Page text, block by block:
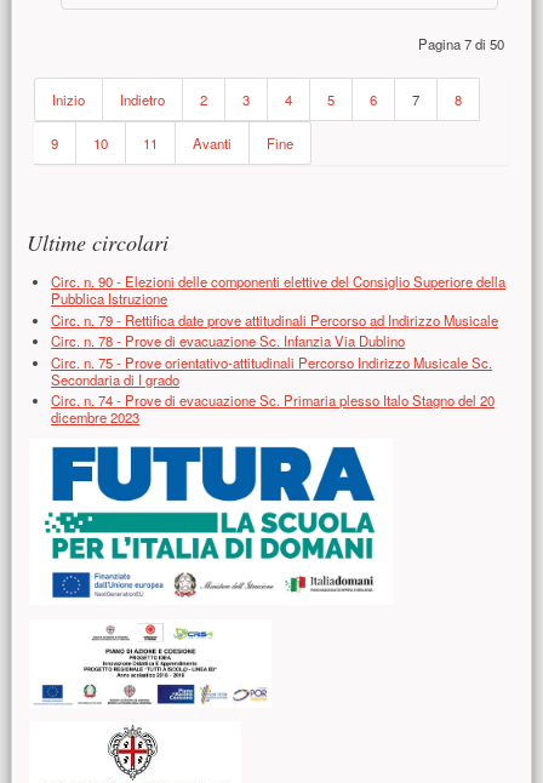
Pagina 7 di 50
Inizio Indietro 2 3 4 5 6 7 8
9 10 11 Avanti Fine
Ultime circolari
Circ. n. 90 - Elezioni delle componenti elettive del Consiglio Superiore della
Pubblica Istruzione
Circ. n. 79 - Rettifica date prove attitudinali Percorso ad Indirizzo Musicale
Circ. n. 78 - Prove di evacuazione Sc. Infanzia Via Dublino
Circ. n. 75 - Prove orientativo-attitudinali Percorso Indirizzo Musicale Sc.
Secondaria di I grado
Circ. n. 74 - Prove di evacuazione Sc. Primaria plesso Italo Stagno del 20
dicembre 2023